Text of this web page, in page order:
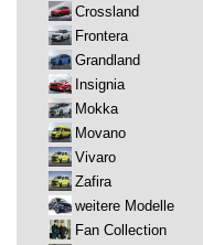
Crossland
Frontera
Grandland
Insignia
Mokka
Movano
Vivaro
Zafira
weitere Modelle
Fan Collection